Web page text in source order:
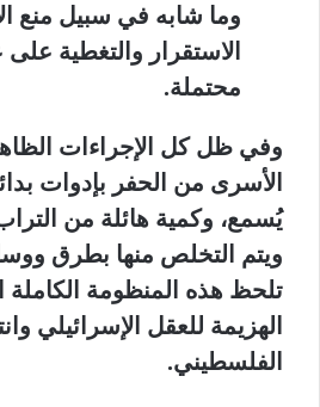
وما شابه في سبيل منع
الاستقرار والتغطية
محتملة.
وفي ظل كل الإجراءات
الأسرى من الحفر بإدوات
يُسمع، وكمية هائلة من
ويتم التخلص منها بطرق
تلحظ هذه المنظومة الكاملة
الهزيمة للعقل الإسرائيلي
الفلسطيني.